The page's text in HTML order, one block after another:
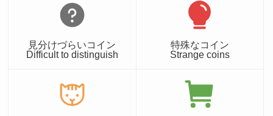
見分けづらいコイン
Difficult to distinguish
特殊なコイン
Strange coins